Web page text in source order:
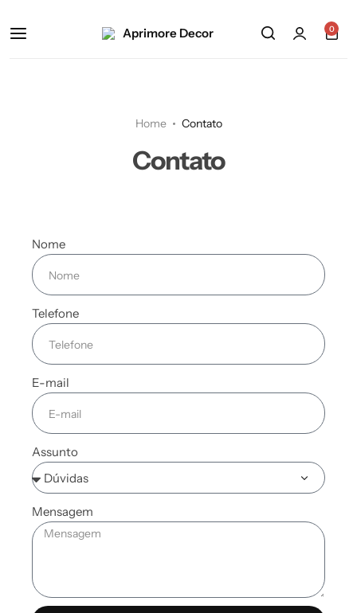
0
Home Contato
Contato
Nome
Telefone
E-mail
Assunto
Mensagem